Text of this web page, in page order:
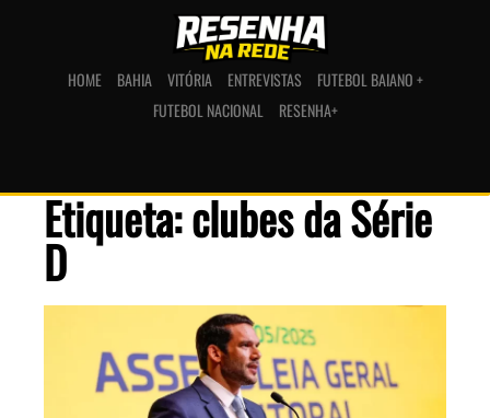
HOME BAHIA VITÓRIA ENTREVISTAS
FUTEBOL BAIANO +
FUTEBOL NACIONAL
RESENHA+
Etiqueta: clubes da Série
D